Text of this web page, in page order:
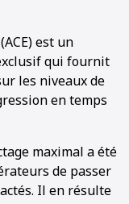
est un
qui fournit
les niveaux de
en temps
maximal a été
de passer
Il en résulte